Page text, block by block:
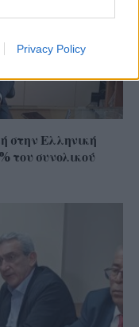
Privacy Policy
στην Ελληνική
του συνολικού